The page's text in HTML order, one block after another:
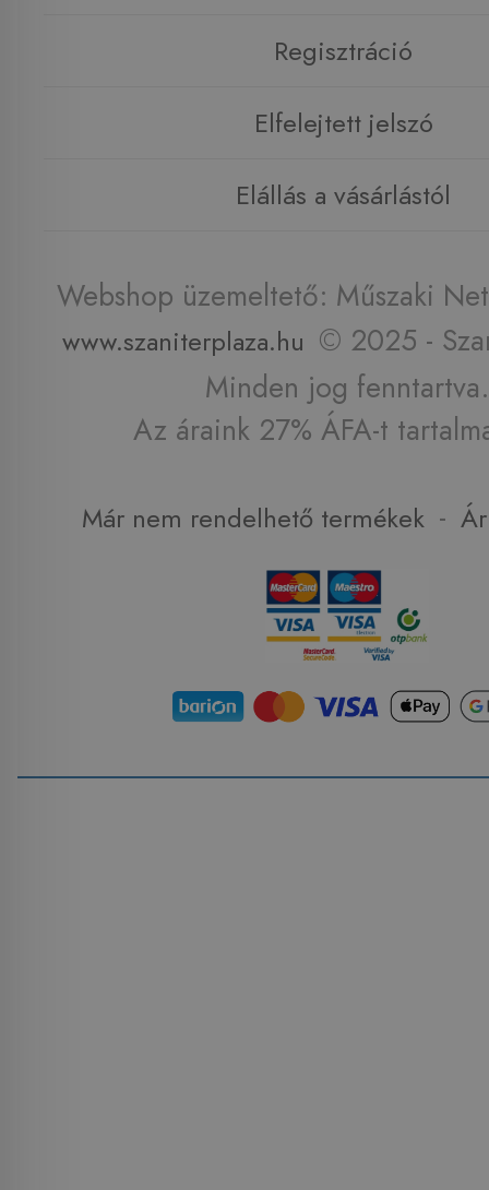
Regisztráció
Elfelejtett jelszó
Elállás a vásárlástól
Webshop üzemeltető: Műszaki
www.szaniterplaza.hu © 2025 -
Minden jog fenntartva.
Az áraink 27% ÁFA-t
Már nem rendelhető termékek -